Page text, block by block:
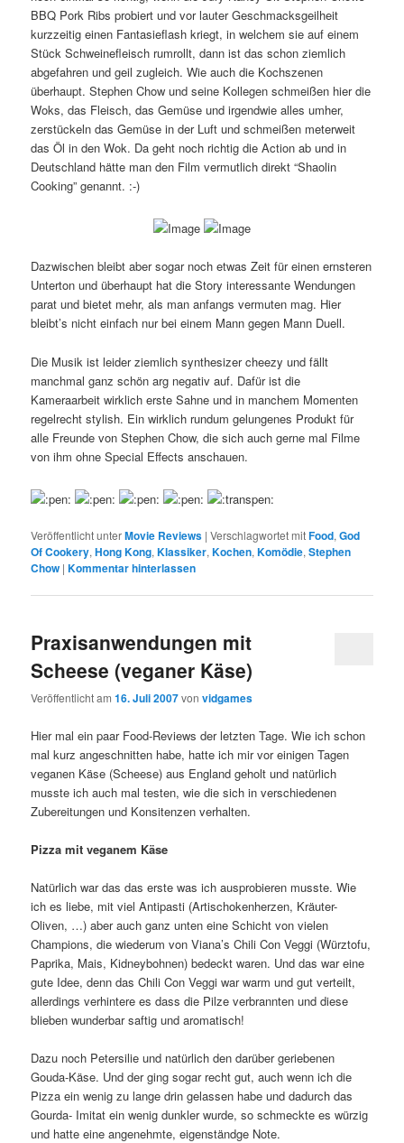
BBQ Pork Ribs probiert und vor lauter Geschmacksgeilheit
kurzzeitig einen Fantasieflash kriegt, in welchem sie auf einem
Stück Schweinefleisch rumrollt, dann ist das schon ziemlich
abgefahren und geil zugleich. Wie auch die Kochszenen
überhaupt. Stephen Chow und seine Kollegen schmeißen hier die
Woks, das Fleisch, das Gemüse und irgendwie alles umher,
zerstückeln das Gemüse in der Luft und schmeißen meterweit
das Öl in den Wok. Da geht noch richtig die Action ab und in
Deutschland hätte man den Film vermutlich direkt “Shaolin
Cooking” genannt. :-)
Dazwischen bleibt aber sogar noch etwas Zeit für einen ernsteren
Unterton und überhaupt hat die Story interessante Wendungen
parat und bietet mehr, als man anfangs vermuten mag. Hier
bleibt’s nicht einfach nur bei einem Mann gegen Mann Duell.
Die Musik ist leider ziemlich synthesizer cheezy und fällt
manchmal ganz schön arg negativ auf. Dafür ist die
Kameraarbeit wirklich erste Sahne und in manchem Momenten
regelrecht stylish. Ein wirklich rundum gelungenes Produkt für
alle Freunde von Stephen Chow, die sich auch gerne mal Filme
von ihm ohne Special Effects anschauen.
Veröffentlicht unterMovie Reviews |Verschlagwortet mitFood,God
Of Cookery,Hong Kong,Klassiker,Kochen,Komödie,Stephen
Chow |Kommentar hinterlassen
Praxisanwendungen mit
Scheese (veganer Käse)
Veröffentlicht am16. Juli 2007vonvidgames
Hier mal ein paar Food-Reviews der letzten Tage. Wie ich schon
mal kurz angeschnitten habe, hatte ich mir vor einigen Tagen
veganen Käse (Scheese) aus England geholt und natürlich
musste ich auch mal testen, wie die sich in verschiedenen
Zubereitungen und Konsitenzen verhalten.
Pizza mit veganem Käse
Natürlich war das das erste was ich ausprobieren musste. Wie
ich es liebe, mit viel Antipasti (Artischokenherzen, Kräuter-
Oliven, …) aber auch ganz unten eine Schicht von vielen
Champions, die wiederum von Viana’s Chili Con Veggi (Würztofu,
Paprika, Mais, Kidneybohnen) bedeckt waren. Und das war eine
gute Idee, denn das Chili Con Veggi war warm und gut verteilt,
allerdings verhintere es dass die Pilze verbrannten und diese
blieben wunderbar saftig und aromatisch!
Dazu noch Petersilie und natürlich den darüber geriebenen
Gouda-Käse. Und der ging sogar recht gut, auch wenn ich die
Pizza ein wenig zu lange drin gelassen habe und dadurch das
Gourda- Imitat ein wenig dunkler wurde, so schmeckte es würzig
und hatte eine angenehmte, eigenständge Note.